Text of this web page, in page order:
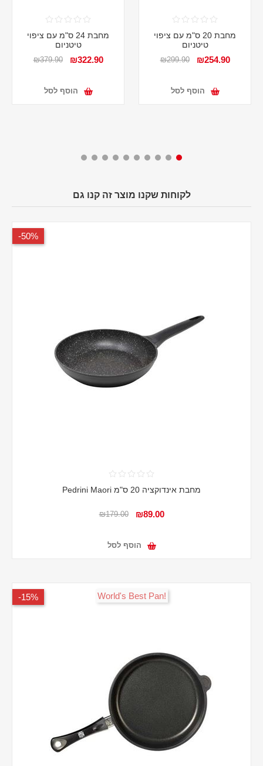
מחבת 20 ס"מ עם ציפוי
טיטניום
₪254.90
₪299.90
הוסף לסל
מחבת 24 ס"מ עם ציפוי
טיטניום
₪322.90
₪379.90
הוסף לסל
לקוחות שקנו מוצר זה קנו גם
50%-
מחבת אינדוקציה 20 ס"מ Pedrini Maori
₪89.00
₪179.00
הוסף לסל
15%- !World's Best Pan